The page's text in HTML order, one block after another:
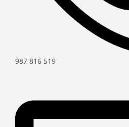
987 816 519